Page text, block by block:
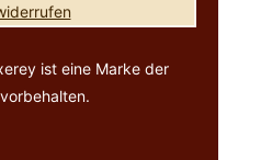
ist eine Marke der